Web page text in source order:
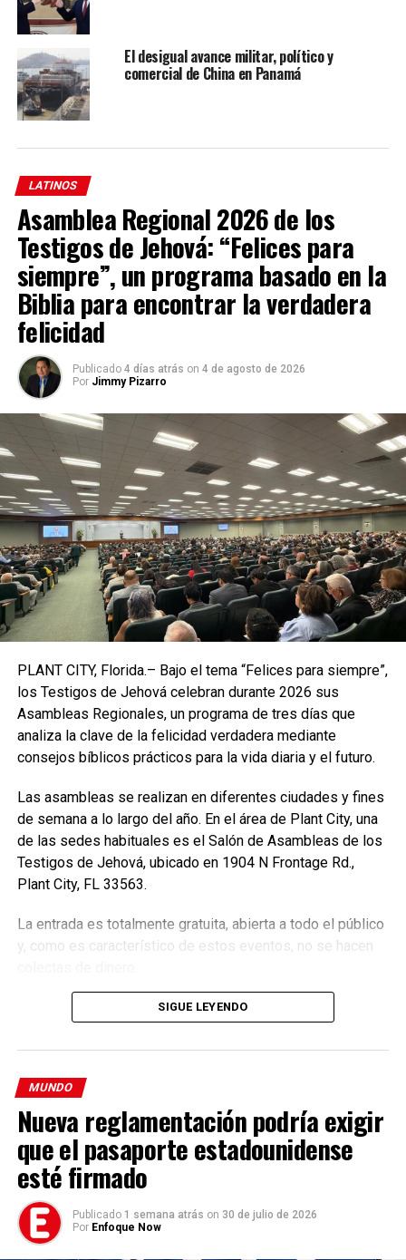
lo acordado.
En un comunicado,Alibaba recordó que tiene “una
política de tolerancia cero contra delitos sexuales y
que su prioridad es garantizar un espacio de trabajo
seguro para sus empleados”.
La policía de Jinan
, la ciudad donde tuvieron lugar los
supuestos abusos, ha anunciado que
investigando el caso y recopilando pruebas y que
informará de los resultados de sus pesquisas.
En su comunicado,Alibaba aseguraba que ya ha
suspendido a aquellas personas que “han infringido
los valores y las políticas” de la empresa.
Este domingo, medios estatales chinos citaron una nota
de servicio interna, al parecer publicada por su director
estaba “conmocionado, furioso y avergonzado” por el
caso.
La noticia llega en un momento en el que los delitos
sexuales son tema de actualidad en China después de
que la policía detuviese a principios de agosto al cantante
y actor sino-canadiense Kris Wu, muy popular en China, por
presunta violación y por engañar a mujeres, algunas
menores, para mantener relaciones sexuales con ellas.
El desigual avance militar, político y
comercial de China en Panamá
LATINOS
Asamblea Regional 2026 de los
Testigos de Jehová: “Felices para
siempre”, un programa basado en la
Biblia para encontrar la verdadera
felicidad
Publicado 4 días atrás on 4 de agosto de 2026
Por Jimmy Pizarro
PLANT CITY, Florida.– Bajo el tema “Felices para siempre”,
los Testigos de Jehová celebran durante 2026 sus
Asambleas Regionales, un programa de tres días que
analiza la clave de la felicidad verdadera mediante
consejos bíblicos prácticos para la vida diaria y el futuro.
Las asambleas se realizan en diferentes ciudades y fines
de semana a lo largo del año. En el área de Plant City, una
de las sedes habituales es el Salón de Asambleas de los
Testigos de Jehová, ubicado en 1904 N Frontage Rd.,
Plant City, FL 33563.
La entrada es totalmente gratuita, abierta a todo el público
y, como es característico de estos eventos, no se hacen
SIGUE LEYENDO
MUNDO
Nueva reglamentación podría exigir
que el pasaporte estadounidense
esté firmado
Publicado 1 semana atrás on 30 de julio de 2026
Por Enfoque Now